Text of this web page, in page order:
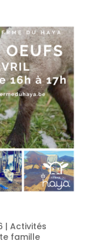
| Activités
famille